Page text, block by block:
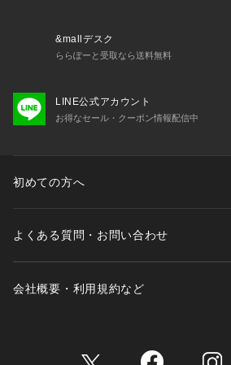
・44590 おやすみブラ
・74590 ノーマルショーツ
・74596 サニタリー
・34591 カップ付キャミソール
※照明の関係により、実際よりも色味が
ります。また、パソコン・スマートフォ
&mallデスク
ららぽーと受取なら送料無料
LINE公式アカウント
お得なセール・クーポン情報配信中
初めての方へ
よくある質問・お問い合わせ
会社概要・利用規約など